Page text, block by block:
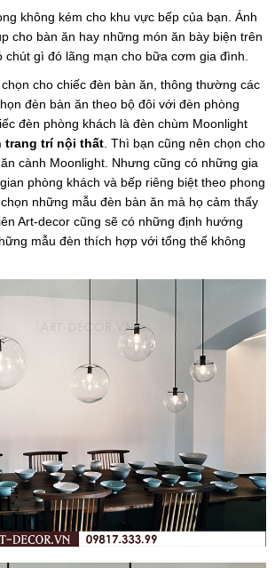
không kém cho khu vực bếp của bạn. Ánh
cho bàn ăn hay những món ăn bày biện trên
chút gì đó lãng mạn cho bữa cơm gia đình.
cho chiếc đèn bàn ăn, thông thường các
đèn bàn ăn theo bộ đôi với đèn phòng
đèn phòng khách là đèn chùm Moonlight
trang trí nội thất . Thì bạn cũng nên chọn cho
cành Moonlight. Nhưng cũng có những gia
phòng khách và bếp riêng biệt theo phong
những mẫu đèn bàn ăn mà họ cảm thấy
Art-decor cũng sẽ có những định hướng
mẫu đèn thích hợp với tổng thể không